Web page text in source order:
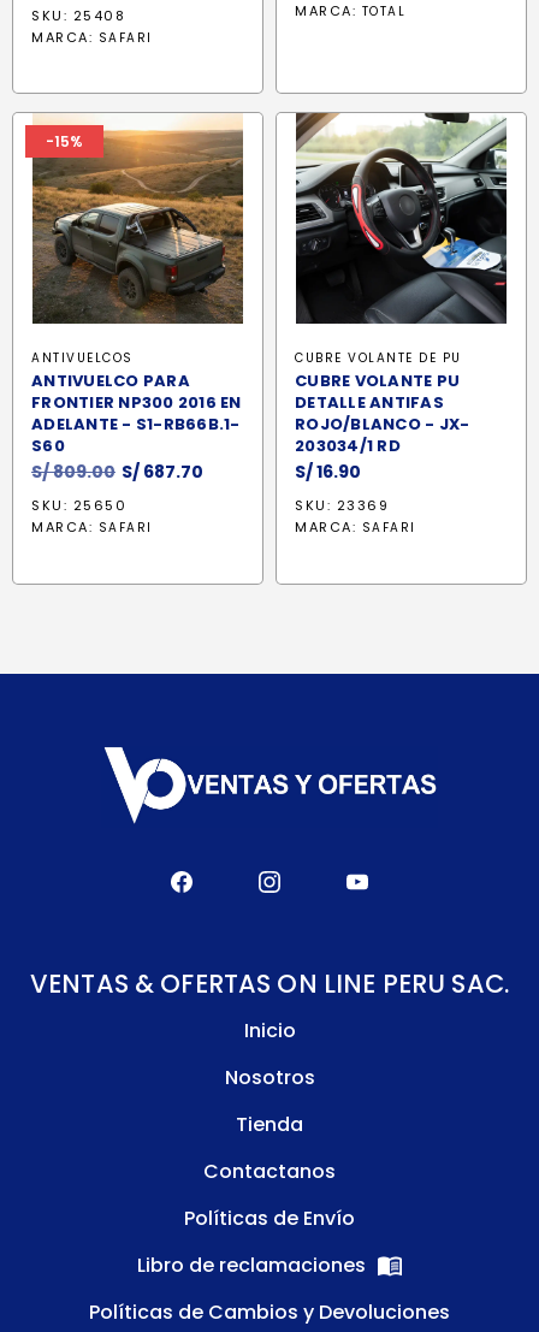
original
SKU: 25408
MARCA: SAFARI
MARCA: TOTAL
-15%
ANTIVUELCOS
ANTIVUELCO PARA
FRONTIER NP300 2016 EN
ADELANTE - S1-RB66B.1-
S60
S/809.00 El
precio
original
S/ 687.70
SKU: 25650
MARCA: SAFARI
CUBRE VOLANTE DE PU
CUBRE VOLANTE PU
DETALLE ANTIFAS
ROJO/BLANCO - JX-
203034/1 RD
S/16.90
SKU: 23369
MARCA: SAFARI
VENTAS & OFERTAS ON LINE PERU SAC.
Inicio
Nosotros
Tienda
Contactanos
Políticas de Envío
Libro de reclamaciones
Políticas de Cambios y Devoluciones